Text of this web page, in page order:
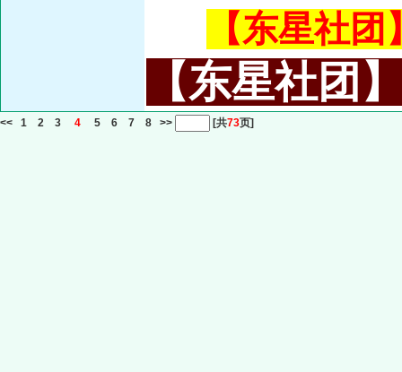
【东星社
【东星社团
<< 1 2 3 4 5 6 7 8 >> [共73页]